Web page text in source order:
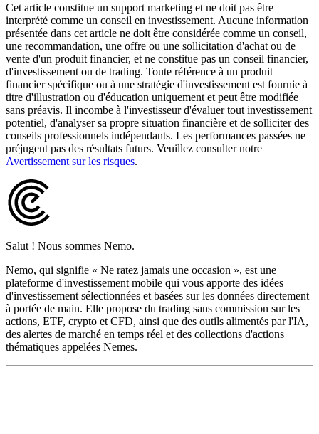
Cet article constitue un support marketing et ne doit pas être
interprété comme un conseil en investissement. Aucune information
présentée dans cet article ne doit être considérée comme un conseil,
une recommandation, une offre ou une sollicitation d'achat ou de
vente d'un produit financier, et ne constitue pas un conseil financier,
d'investissement ou de trading. Toute référence à un produit
financier spécifique ou à une stratégie d'investissement est fournie à
titre d'illustration ou d'éducation uniquement et peut être modifiée
sans préavis. Il incombe à l'investisseur d'évaluer tout investissement
potentiel, d'analyser sa propre situation financière et de solliciter des
conseils professionnels indépendants. Les performances passées ne
préjugent pas des résultats futurs. Veuillez consulter notre
Avertissement sur les risques.
Salut ! Nous sommes Nemo.
Nemo, qui signifie « Ne ratez jamais une occasion », est une
plateforme d'investissement mobile qui vous apporte des idées
d'investissement sélectionnées et basées sur les données directement
à portée de main. Elle propose du trading sans commission sur les
actions, ETF, crypto et CFD, ainsi que des outils alimentés par l'IA,
des alertes de marché en temps réel et des collections d'actions
thématiques appelées Nemes.